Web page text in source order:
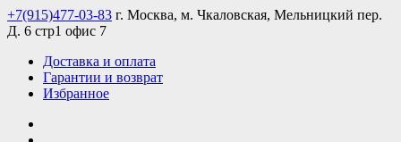
Skip
to
+7(915)477-03-83 г. Москва, м. Чкаловская, Мельницкий пер.
Д. 6 стр1 офис 7
Доставка и оплата
Гарантии и возврат
Избранное